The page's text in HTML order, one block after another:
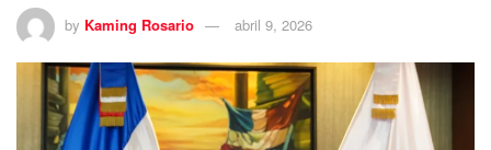
by Kaming Rosario abril 9, 2026